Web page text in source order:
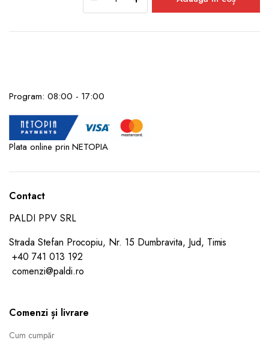
duș
quantity
Program: 08:00 - 17:00
Plata online prin NETOPIA
Contact
PALDI PPV SRL
Strada Stefan Procopiu, Nr. 15 Dumbravita, Jud, Timis
+40 741 013 192
comenzi@paldi.ro
Comenzi și livrare
Cum cumpăr